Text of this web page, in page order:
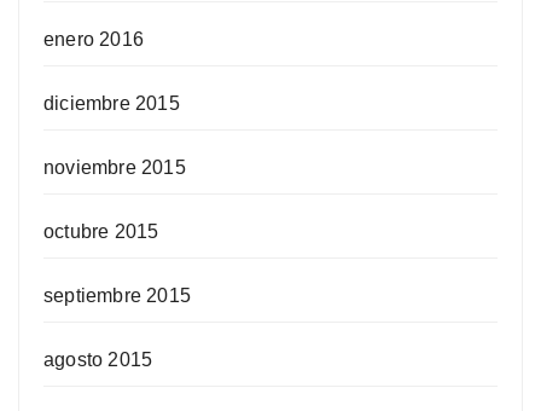
enero 2016
diciembre 2015
noviembre 2015
octubre 2015
septiembre 2015
agosto 2015